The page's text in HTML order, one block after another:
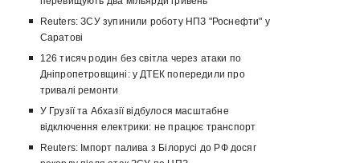
Reuters: ЗСУ зупинили роботу НПЗ "Роснефти" у
Саратові
126 тисяч родин без світла через атаки по
Дніпропетровщині: у ДТЕК попередили про
тривалі ремонти
У Грузії та Абхазії відбулося масштабне
відключення електрики: не працює транспорт
Reuters: Імпорт палива з Білорусі до РФ досяг